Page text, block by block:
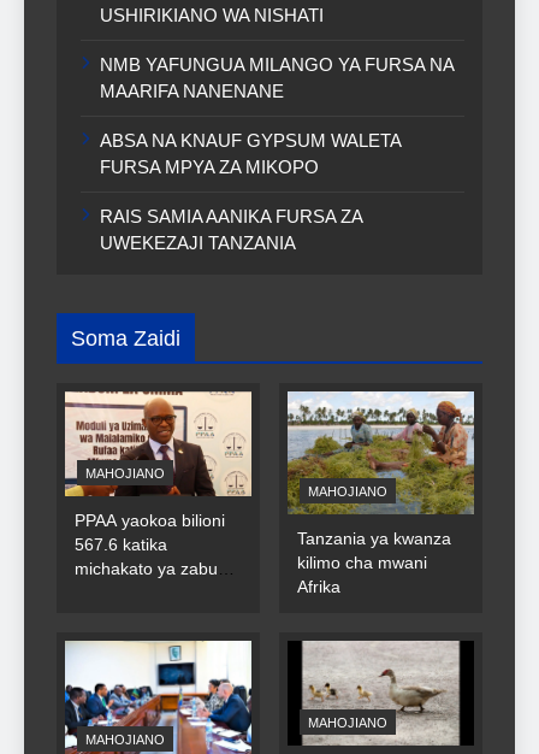
USHIRIKIANO WA NISHATI
NMB YAFUNGUA MILANGO YA FURSA NA
MAARIFA NANENANE
ABSA NA KNAUF GYPSUM WALETA
FURSA MPYA ZA MIKOPO
RAIS SAMIA AANIKA FURSA ZA
UWEKEZAJI TANZANIA
Soma Zaidi
MAHOJIANO
PPAA yaokoa bilioni
567.6 katika
michakato ya zabuni
MAHOJIANO
Tanzania ya kwanza
kilimo cha mwani
Afrika
MAHOJIANO
MAHOJIANO